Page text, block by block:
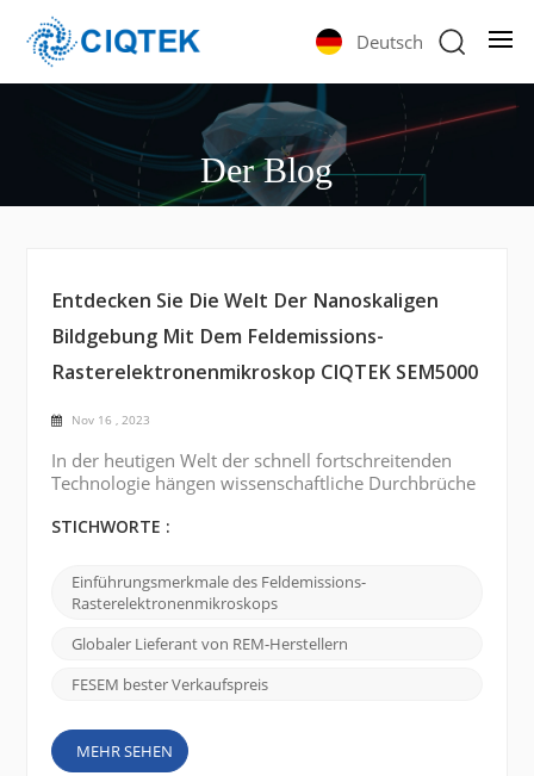
Deutsch
Der Blog
Entdecken Sie Die Welt Der Nanoskaligen
Bildgebung Mit Dem Feldemissions-
Rasterelektronenmikroskop CIQTEK SEM5000
Nov 16 , 2023
In der heutigen Welt der schnell fortschreitenden
Technologie hängen wissenschaftliche Durchbrüche
Materialien in kleinsten Maßstäben zu visualisieren
erheblicher Bedeutung ist das Feldemissions-
Rasterelektronenmikroskop (FE SEM), und das
CIQTEK SEM5000 zeichnet sich durch seine
überlegenen Bildgebungsfähigkeiten un...
STICHWORTE :
Einführungsmerkmale des Feldemissions-
Rasterelektronenmikroskops
Globaler Lieferant von REM-Herstellern
FESEM bester Verkaufspreis
MEHR SEHEN